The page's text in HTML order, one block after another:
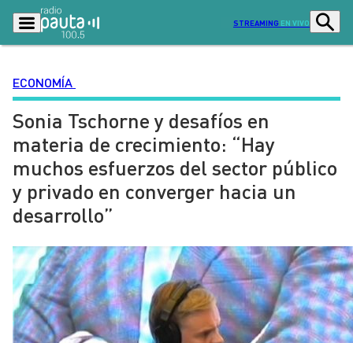
STREAMING EN VIVO
Podcasts
Lo Último
Ciudad Economía
Radio en vivo
Entretención y Cultura Opinión
Dato en Pauta Señal 2
Contenido Patrocinado
ECONOMÍA
Sonia Tschorne y desafíos en
materia de crecimiento: “Hay
muchos esfuerzos del sector público
y privado en converger hacia un
desarrollo”